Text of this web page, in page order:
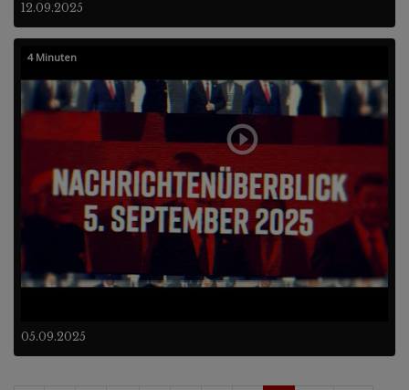
12.09.2025
05.09.2025
4 Minuten